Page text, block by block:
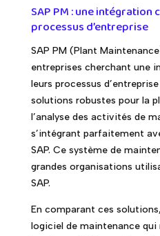
SAP PM : une
processus d’entreprise
SAP PM (Plant
entreprises cherchant une
leurs processus
solutions robustes pour la
l’analyse des activités de
s’intégrant parfaitement
SAP. Ce système de
grandes organisations
SAP.
En comparant ces
logiciel de maintenance qui